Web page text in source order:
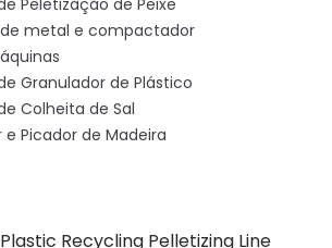
metal e compactador
Granulador de Plástico
Colheita de Sal
e Picador de Madeira
Recycling Pelletizing Line